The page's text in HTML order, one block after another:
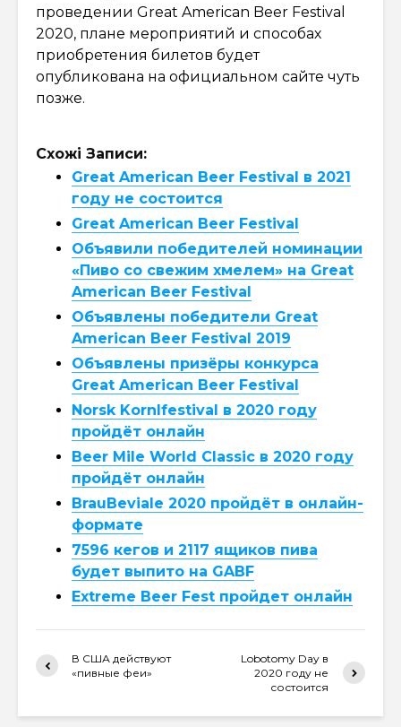
проведении Great American Beer Festival
2020, плане мероприятий и способах
приобретения билетов будет
опубликована на официальном сайте чуть
позже.
Схожі Записи:
Great American Beer Festival в 2021
году не состоится
Great American Beer Festival
Объявили победителей номинации
«Пиво со свежим хмелем» на Great
American Beer Festival
Объявлены победители Great
American Beer Festival 2019
Объявлены призёры конкурса
Great American Beer Festival
Norsk Kornlfestival в 2020 году
пройдёт онлайн
Beer Mile World Classic в 2020 году
пройдёт онлайн
BrauBeviale 2020 пройдёт в онлайн-
формате
7596 кегов и 2117 ящиков пива
будет выпито на GABF
Extreme Beer Fest пройдет онлайн
В США действуют
«пивные феи»
Lobotomy Day в
2020 году не
состоится